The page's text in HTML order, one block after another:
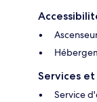
Services
Service